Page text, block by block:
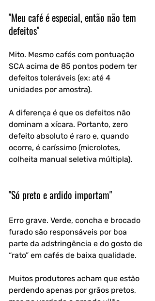
"Meu café é especial, então não tem
defeitos"
Mito. Mesmo cafés com pontuação
SCA acima de 85 pontos podem ter
defeitos toleráveis (ex: até 4
unidades por amostra).
A diferença é que os defeitos não
dominam a xícara. Portanto, zero
defeito absoluto é raro e, quando
ocorre, é caríssimo (microlotes,
colheita manual seletiva múltipla).
"Só preto e ardido importam"
Erro grave. Verde, concha e brocado
furado são responsáveis por boa
parte da adstringência e do gosto de
“rato” em cafés de baixa qualidade.
Muitos produtores acham que estão
perdendo apenas por grãos pretos,